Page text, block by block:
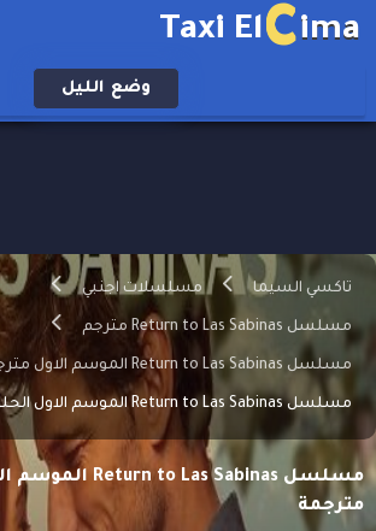
Taxi ElCima
وضع الليل
تاكسي السيما مسلسلات اجنبي
مسلسل Return to Las Sabinas مترجم
مسلسل Return to Las Sabinas الموسم الاول مترجم
مسلسل Return to Las Sabinas الموسم الاول الحلقة 39 مترجمة
مترجمة